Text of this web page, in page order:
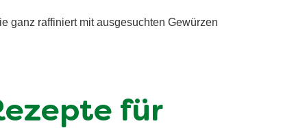
ganz raffiniert mit ausgesuchten Gewürzen
für